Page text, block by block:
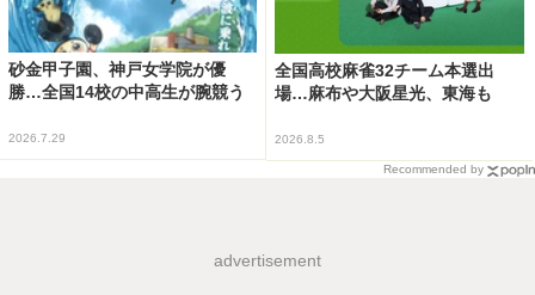
砂金甲子園、神戸女学院が優
勝…全国14校の中高生が腕競う
2026.7.29
全国高校麻雀32チーム本選出
場…麻布や大阪星光、東海も
2026.8.5
Recommended by
advertisement